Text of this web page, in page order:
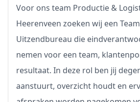
Voor ons team Productie &
Heerenveen zoeken wij een
Uitzendbureau die
nemen voor een team,
resultaat. In deze rol ben jij
aanstuurt, overzicht houdt en